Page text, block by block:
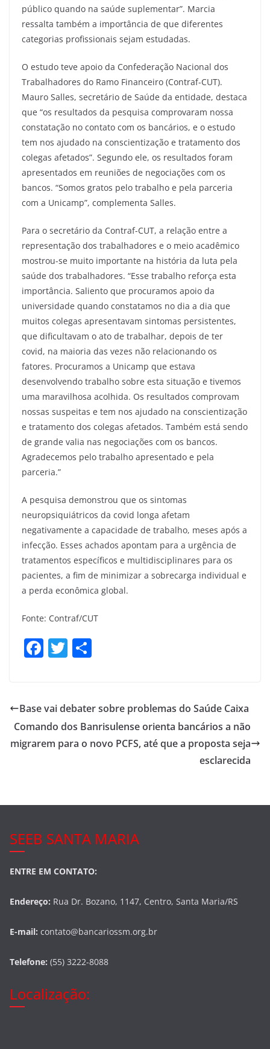
público quando na saúde suplementar”. Marcia
ressalta também a importância de que diferentes
categorias profissionais sejam estudadas.
O estudo teve apoio da Confederação Nacional dos
Trabalhadores do Ramo Financeiro (Contraf-CUT).
Mauro Salles, secretário de Saúde da entidade, destaca
que “os resultados da pesquisa comprovaram nossa
constatação no contato com os bancários, e o estudo
tem nos ajudado na conscientização e tratamento dos
colegas afetados”. Segundo ele, os resultados foram
apresentados em reuniões de negociações com os
bancos. “Somos gratos pelo trabalho e pela parceria
com a Unicamp”, complementa Salles.
Para o secretário da Contraf-CUT, a relação entre a
representação dos trabalhadores e o meio acadêmico
mostrou-se muito importante na história da luta pela
saúde dos trabalhadores. “Esse trabalho reforça esta
importância. Saliento que procuramos apoio da
universidade quando constatamos no dia a dia que
muitos colegas apresentavam sintomas persistentes,
que dificultavam o ato de trabalhar, depois de ter
covid, na maioria das vezes não relacionando os
fatores. Procuramos a Unicamp que estava
desenvolvendo trabalho sobre esta situação e tivemos
uma maravilhosa acolhida. Os resultados comprovam
nossas suspeitas e tem nos ajudado na conscientização
e tratamento dos colegas afetados. Também está sendo
de grande valia nas negociações com os bancos.
Agradecemos pelo trabalho apresentado e pela
parceria.”
A pesquisa demonstrou que os sintomas
neuropsiquiátricos da covid longa afetam
negativamente a capacidade de trabalho, meses após a
infecção. Esses achados apontam para a urgência de
tratamentos específicos e multidisciplinares para os
pacientes, a fim de minimizar a sobrecarga individual e
a perda econômica global.
Fonte: Contraf/CUT
F
e
b
o
T
er e
Base vai debater sobre problemas do Saúde Caixa
Comando dos Banrisulense orienta bancários a não
migrarem para o novo PCFS, até que a proposta seja
esclarecida
SEEB SANTA MARIA
ENTRE EM CONTATO:
Endereço: Rua Dr. Bozano, 1147, Centro, Santa Maria/RS
E-mail: contato@bancariossm.org.br
Telefone: (55) 3222-8088
Localização: